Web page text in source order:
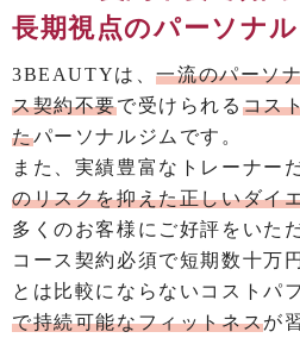
長期視点のパーソナ
3BEAUTYは、一流のパーソ
ス契約不要で受けられる コス
たパーソナルジムです。
また、実績豊富なトレーナー
のリスクを抑えた正しいダイ
多くのお客様にご好評をいた
コース契約必須で短期数十万
とは比較にならないコストパ
で持続可能なフィットネスが